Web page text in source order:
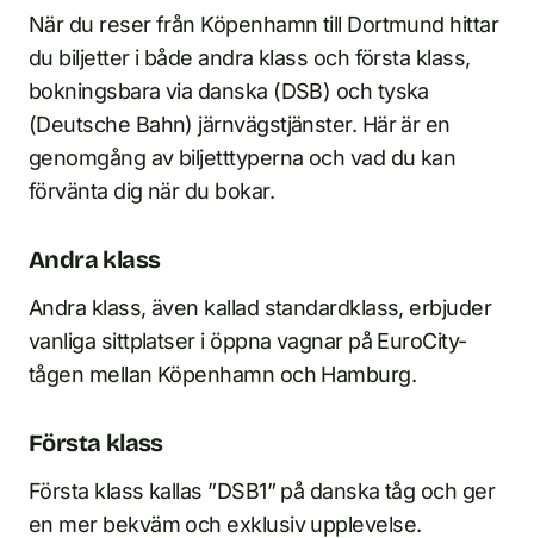
När du reser från Köpenhamn till Dortmund hittar
du biljetter i både andra klass och första klass,
bokningsbara via danska (DSB) och tyska
(Deutsche Bahn) järnvägstjänster. Här är en
genomgång av biljetttyperna och vad du kan
förvänta dig när du bokar.
Andra klass
Andra klass, även kallad standardklass, erbjuder
vanliga sittplatser i öppna vagnar på EuroCity-
tågen mellan Köpenhamn och Hamburg.
Första klass
Första klass kallas ”DSB1” på danska tåg och ger
en mer bekväm och exklusiv upplevelse.